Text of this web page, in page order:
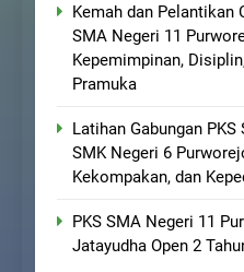
Kemah dan Pelantikan
SMA Negeri 11
Kepemimpinan,
Pramuka
Latihan Gabungan
SMK Negeri 6
Kekompakan, dan
PKS SMA Negeri 11
Jatayudha Open 2